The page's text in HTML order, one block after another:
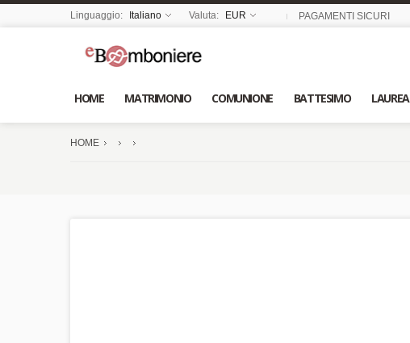
Linguaggio: Italiano Valuta: EUR PAGAMENTI SICURI
HOME MATRIMONIO COMUNIONE BATTESIMO LAUREA
HOME